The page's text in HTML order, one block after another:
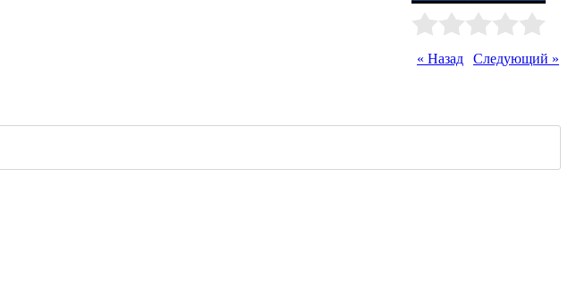
« Назад Следующий »